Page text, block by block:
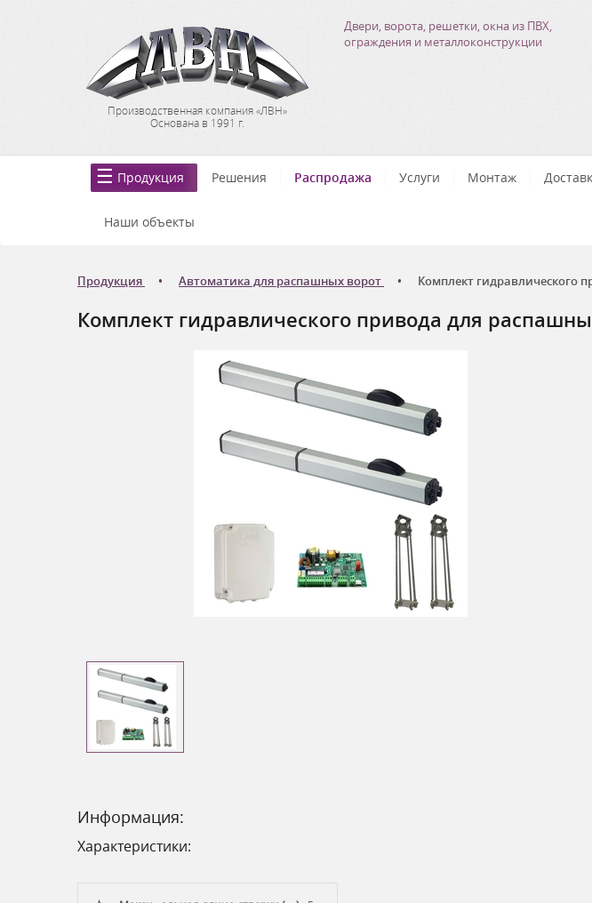
Производственная компания «ЛВН»
Основана в 1991 г.
Двери, ворота, решетки, окна из ПВХ,
ограждения и металлоконструкции
Продукция Решения Распродажа Услуги Монтаж
Наши объекты
Продукция Автоматика для распашных ворот Комплект гидравлического
Комплект гидравлического привода для
Информация:
Характеристики: